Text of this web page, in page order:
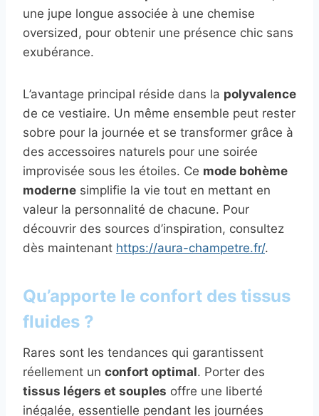
une jupe longue associée à une chemise
oversized, pour obtenir une présence chic sans
exubérance.
L’avantage principal réside dans la polyvalence
de ce vestiaire. Un même ensemble peut rester
sobre pour la journée et se transformer grâce à
des accessoires naturels pour une soirée
improvisée sous les étoiles. Ce mode bohème
moderne simplifie la vie tout en mettant en
valeur la personnalité de chacune. Pour
découvrir des sources d’inspiration, consultez
dès maintenant https://aura-champetre.fr/.
Qu’apporte le confort des tissus
fluides ?
Rares sont les tendances qui garantissent
réellement un confort optimal. Porter des
tissus légers et souples offre une liberté
inégalée, essentielle pendant les journées